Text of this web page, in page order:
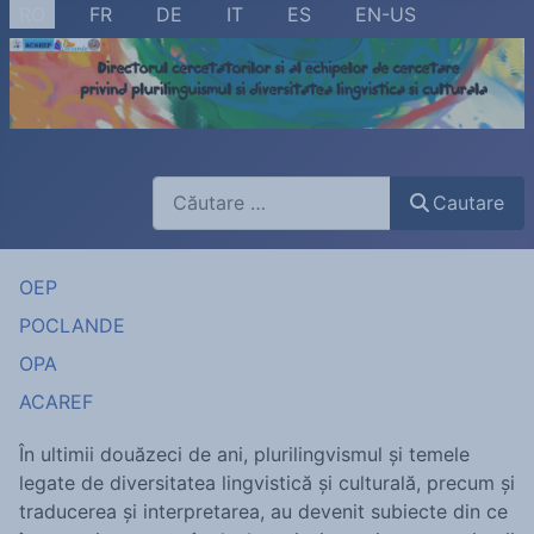
Selectați limba dvs
FR DE IT ES EN-US
Cautare
OEP
POCLANDE
OPA
ACAREF
În ultimii douăzeci de ani, plurilingvismul și temele
legate de diversitatea lingvistică și culturală, precum și
traducerea și interpretarea, au devenit subiecte din ce